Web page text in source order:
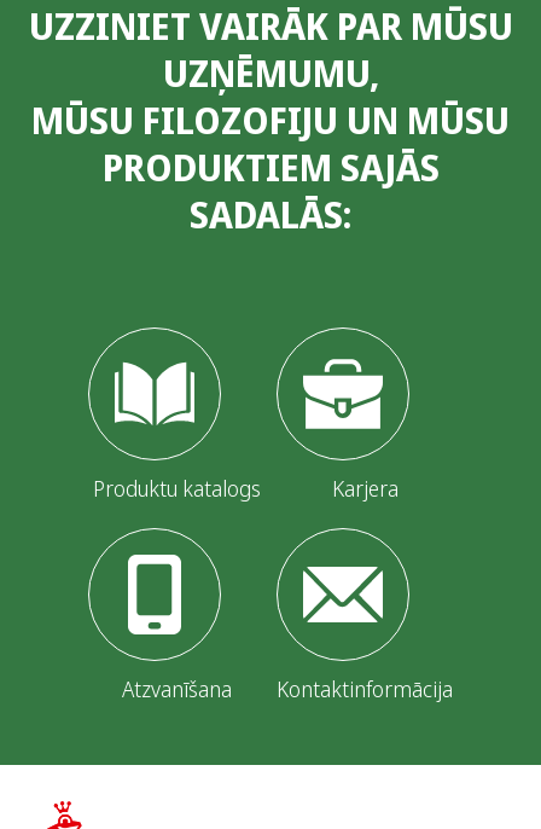
UZZINIET VAIRĀK PAR MŪSU
UZŅĒMUMU,
MŪSU FILOZOFIJU UN MŪSU
PRODUKTIEM SAJĀS
SADALĀS:
Produktu katalogs Karjera
Atzvanīšana Kontaktinformācija